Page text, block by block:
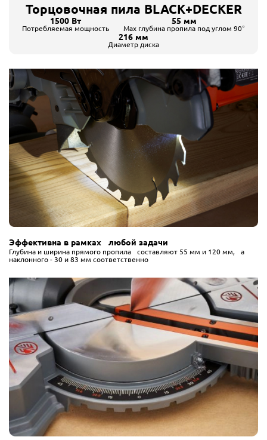
Торцовочная пила BLACK+DECKER
Потребляемая мощность
1500 Вт
Max глубина пропила под углом 90°
55 мм
Диаметр диска
216 мм
Эффективна в рамках любой задачи
Глубина и ширина прямого пропила составляют 55 мм и 120 мм, а
наклонного - 30 и 83 мм соответственно